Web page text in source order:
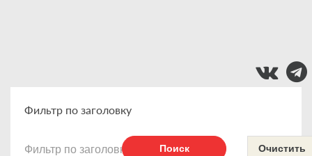
Фильтр по заголовку
Поиск Очистить